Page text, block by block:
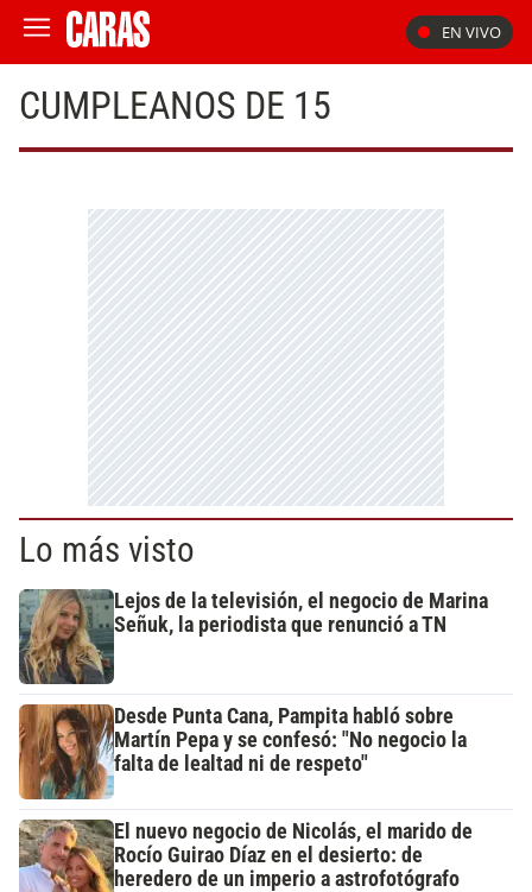
EN VIVO
CUMPLEANOS DE 15
Lo más visto
Lejos de la televisión, el negocio de Marina
Señuk, la periodista que renunció a TN
Desde Punta Cana, Pampita habló sobre
Martín Pepa y se confesó: "No negocio la
falta de lealtad ni de respeto"
El nuevo negocio de Nicolás, el marido de
Rocío Guirao Díaz en el desierto: de
heredero de un imperio a astrofotógrafo